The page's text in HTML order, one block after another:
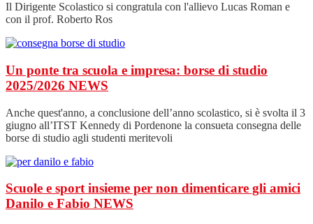
Il Dirigente Scolastico si congratula con l'allievo Lucas Roman e
con il prof. Roberto Ros
Un ponte tra scuola e impresa: borse di studio
2025/2026 NEWS
Anche quest'anno, a conclusione dell’anno scolastico, si è svolta il 3
giugno all’ITST Kennedy di Pordenone la consueta consegna delle
borse di studio agli studenti meritevoli
Scuole e sport insieme per non dimenticare gli amici
Danilo e Fabio NEWS